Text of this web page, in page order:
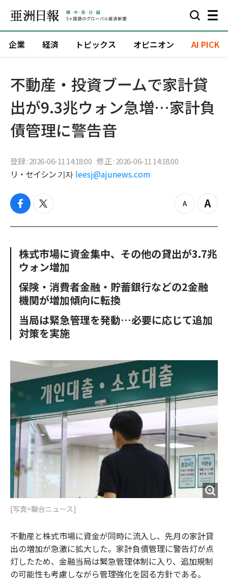
企業 経済 トピックス オピニオン AI PICK
不動産・投資ブームで家計貸
出が9.3兆ウォン急増…家計負
債管理に警告音
登録 : 2026-06-11 14:18:00 修正 : 2026-06-11 14:18:00
リ・セイシン 기자 leesj@ajunews.com
f
c
o
o
t
i
e
r
z
o
u
Z
o
n
株式市場に資金集中、その他の貸出が3.7兆
ウォン増加
保険・消費者金融・貯蓄銀行などの2金融
機関が増加傾向に転換
当局は緊急管理を発動…必要に応じて追加
対策を実施
[写真=聯合ニュース]
不動産と株式市場に資金が同時に流入し、先月の家計貸
出の増加が急激に拡大した。家計負債管理に警告灯が点
灯したため、金融当局は緊急管理体制に入り、追加規制
の可能性も考慮しながら管理強化を図る方針である。